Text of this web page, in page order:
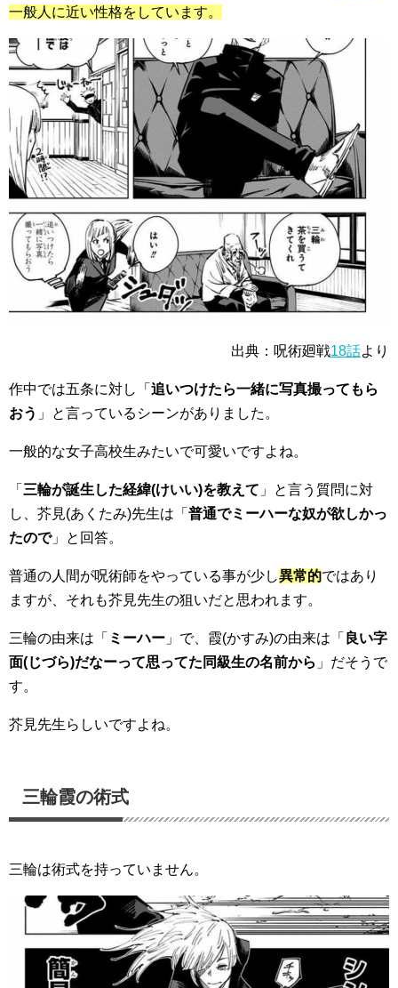
一般人に近い性格をしています。
出典：呪術廻戦18話より
作中では五条に対し「 追いつけたら一緒に写真撮ってもら
おう 」と言っているシーンがありました。
一般的な女子高校生みたいで可愛いですよね。
「 三輪が誕生した経緯(けいい)を教えて 」と言う質問に対
し、芥見(あくたみ)先生は「 普通でミーハーな奴が欲しかっ
たので」と回答。
普通の人間が呪術師をやっている事が少し異常的ではあり
ますが、それも芥見先生の狙いだと思われます。
三輪の由来は「 ミーハー 」で、霞(かすみ)の由来は「 良い字
面(じづら)だなーって思ってた同級生の名前から 」だそうで
す。
芥見先生らしいですよね。
三輪霞の術式
三輪は術式を持っていません。